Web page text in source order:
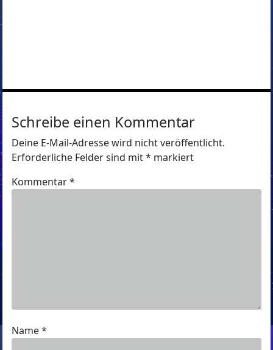
Schreibe einen Kommentar
Deine E-Mail-Adresse wird nicht veröffentlicht.
Erforderliche Felder sind mit* markiert
Kommentar*
Name*